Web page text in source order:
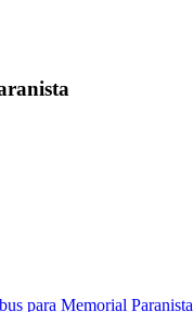
para Memorial Paranista